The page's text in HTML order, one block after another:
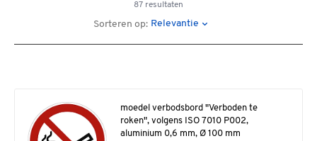
87 resultaten
Sorteren op: Relevantie
moedel verbodsbord "Verboden te
roken", volgens ISO 7010 P002,
aluminium 0,6 mm, Ø 100 mm